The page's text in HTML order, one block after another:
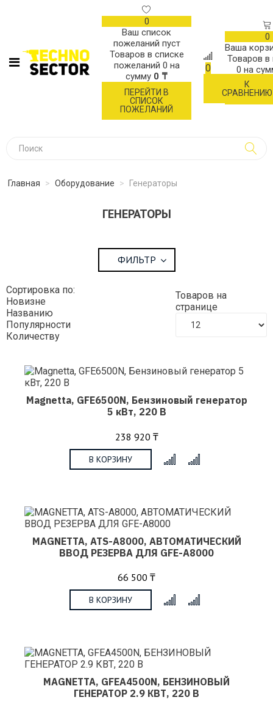
0
Ваш список
пожеланий пуст
Товаров в списке
пожеланий 0 на
сумму 0 ₸
ПЕРЕЙТИ В
СПИСОК
ПОЖЕЛАНИЙ
0
К
СРАВНЕНИЮ
0
Ваша
Товаров в
0 на
Главная > Оборудование > Генераторы
ГЕНЕРАТОРЫ
ФИЛЬТР
Сортировка по:
Новизне
Названию
Популярности
Количеству
Товаров на
странице
Magnetta, GFE6500N, Бензиновый генератор
5 кВт, 220 В
238 920 ₸
В КОРЗИНУ
MAGNETTA, ATS-A8000, АВТОМАТИЧЕСКИЙ
ВВОД РЕЗЕРВА ДЛЯ GFE-A8000
66 500 ₸
В КОРЗИНУ
MAGNETTA, GFEA4500N, БЕНЗИНОВЫЙ
ГЕНЕРАТОР 2.9 КВТ, 220 В